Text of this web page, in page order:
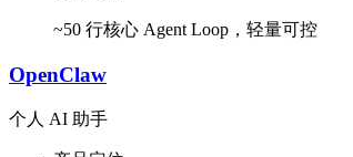
~50 行核心 Agent Loop，轻量可控
OpenClaw
个人 AI 助手